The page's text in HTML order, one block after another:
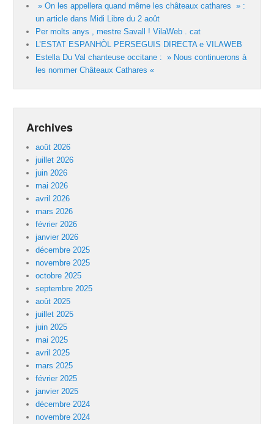
» On les appellera quand même les châteaux cathares » :
un article dans Midi Libre du 2 août
Per molts anys , mestre Savall ! VilaWeb . cat
L’ESTAT ESPANHÒL PERSEGUIS DIRECTA e VILAWEB
Estella Du Val chanteuse occitane : » Nous continuerons à
les nommer Châteaux Cathares «
Archives
août 2026
juillet 2026
juin 2026
mai 2026
avril 2026
mars 2026
février 2026
janvier 2026
décembre 2025
novembre 2025
octobre 2025
septembre 2025
août 2025
juillet 2025
juin 2025
mai 2025
avril 2025
mars 2025
février 2025
janvier 2025
décembre 2024
novembre 2024